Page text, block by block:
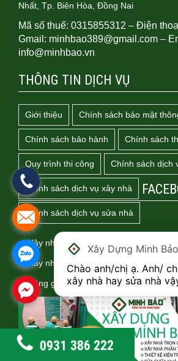
Nhất, Tp. Biên Hòa, Đồng Nai
Mã số thuế: 0315855312 – Điện
Gmail: minhbao389@gmail.com –
info@minhbao.vn
THÔNG TIN DỊCH VỤ
Giới thiệu Chính sách bảo mật
Chính sách bảo hành Chính sách
Quy trình thi công Chính sách dịch
Chính sách dịch vụ xây nhà
Chính sách dịch vụ sửa nhà
✅ Xây nhà trọn gói
✅ Xây nhà phần thô
✅ Bảng giá sửa nhà
0931 386 222
Xây Dựng Minh Bảo
Chào anh/chị ạ. Anh/
xây nhà hay sửa nhà